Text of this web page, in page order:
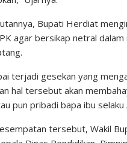
Bupati Herdiat
agar bersikap netral
terjadi gesekan yang
hal tersebut akan
pun pribadi bapa ibu selaku
tersebut, Wakil